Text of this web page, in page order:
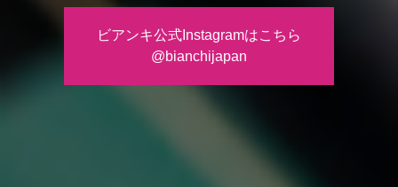
ビアンキ公式Instagramはこちら
@bianchijapan